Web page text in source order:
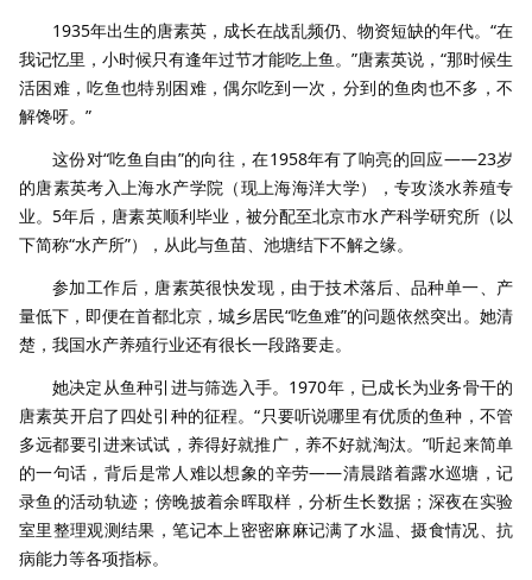
1935年出生的唐素英，成长在战乱频仍、物资短缺的年代。“在
我记忆里，小时候只有逢年过节才能吃上鱼。”唐素英说，“那时候生
活困难，吃鱼也特别困难，偶尔吃到一次，分到的鱼肉也不多，不
解馋呀。”
这份对“吃鱼自由”的向往，在1958年有了响亮的回应——23岁
的唐素英考入上海水产学院（现上海海洋大学），专攻淡水养殖专
业。5年后，唐素英顺利毕业，被分配至北京市水产科学研究所（以
下简称“水产所”），从此与鱼苗、池塘结下不解之缘。
参加工作后，唐素英很快发现，由于技术落后、品种单一、产
量低下，即便在首都北京，城乡居民“吃鱼难”的问题依然突出。她清
楚，我国水产养殖行业还有很长一段路要走。
她决定从鱼种引进与筛选入手。1970年，已成长为业务骨干的
唐素英开启了四处引种的征程。“只要听说哪里有优质的鱼种，不管
多远都要引进来试试，养得好就推广，养不好就淘汰。”听起来简单
的一句话，背后是常人难以想象的辛劳——清晨踏着露水巡塘，记
录鱼的活动轨迹；傍晚披着余晖取样，分析生长数据；深夜在实验
室里整理观测结果，笔记本上密密麻麻记满了水温、摄食情况、抗
病能力等各项指标。